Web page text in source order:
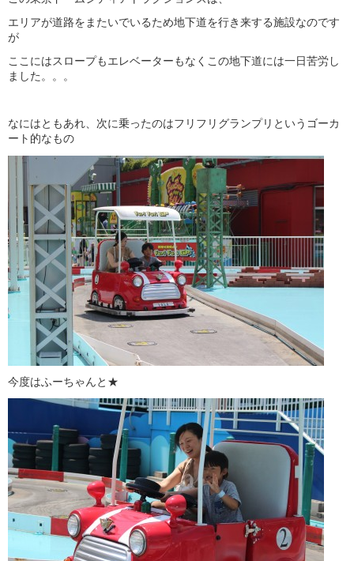
エリアが道路をまたいでいるため地下道を行き来する施設なのです
が
ここにはスロープもエレベーターもなくこの地下道には一日苦労し
ました。。。
なにはともあれ、次に乗ったのはフリフリグランプリというゴーカ
ート的なもの
今度はふーちゃんと★